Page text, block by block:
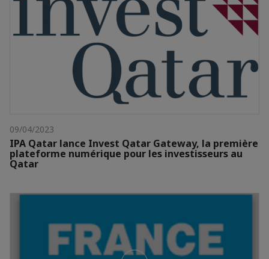
09/04/2023
IPA Qatar lance Invest Qatar Gateway, la première
plateforme numérique pour les investisseurs au
Qatar